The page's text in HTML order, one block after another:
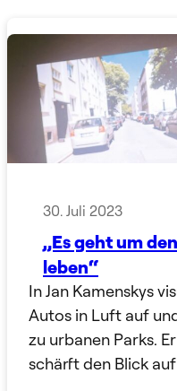
30. Juli 2023
„Es geht um
leben“
In Jan Kamenskys
Autos in Luft auf
zu urbanen Parks.
schärft den Blick